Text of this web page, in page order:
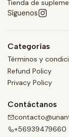
Tienda de
Síguenos
Categorías
Términos y
Refund Policy
Privacy Policy
Contáctanos
+56939479660